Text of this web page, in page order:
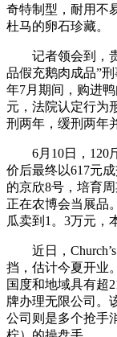
奇特制型，耐用不
杜马的卵石珍藏。
记者领会到，贵
品假充鹅肉成品”
年7月期间，购进
元，法院认定行为
刑两年，缓刑两年
6月10日，120斤
价后最终以617元
的京欣8号，培育
正在农博会当展品
瓜卖到1。3万元，
近日，Church’s
挡，估计今夏开业
国度和地域具有超
牌办理无限公司。
公司则是多个抢手